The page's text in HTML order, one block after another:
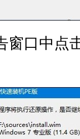
窗口中点